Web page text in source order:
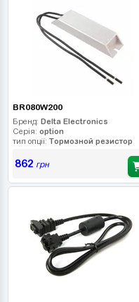
BR080W200
Бренд: Delta Electronics
Серія: option
тип опції: Тормозной резистор
862 грн